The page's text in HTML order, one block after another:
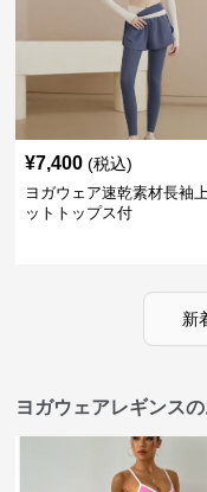
¥7,400 (税込)
ヨガウェア速乾素材長袖
ットトップス付
新
ヨガウェアレギンス